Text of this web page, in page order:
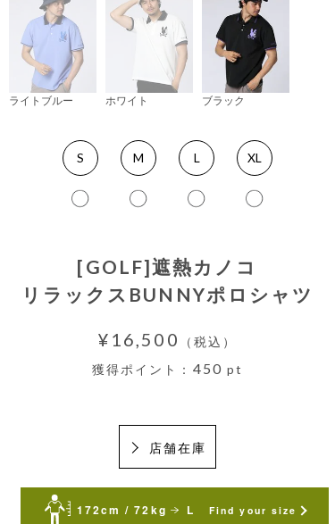
ライトブルー ホワイト ブラック
S M L XL
[GOLF]遮熱カノコ
リラックスBUNNYポロシャツ
¥16,500
（税込）
獲得ポイント： 450 pt
店舗在庫
172cm / 72kg L Find your size